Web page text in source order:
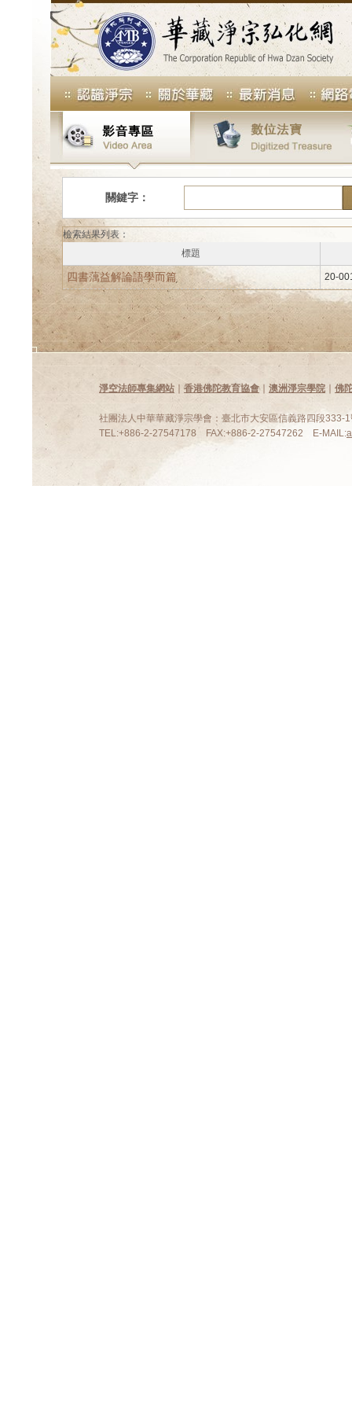
關鍵字：
檢索結果列表：
標題
四書蕅益解論語學而篇 20-
淨空法師專集網站 香港佛陀教育協會∣ 澳洲淨宗學院 佛
社團法人中華華藏淨宗學會：臺北市大安區信義路四段333-
TEL:+886-2-27547178 FAX:+886-2-27547262 E-MAIL: